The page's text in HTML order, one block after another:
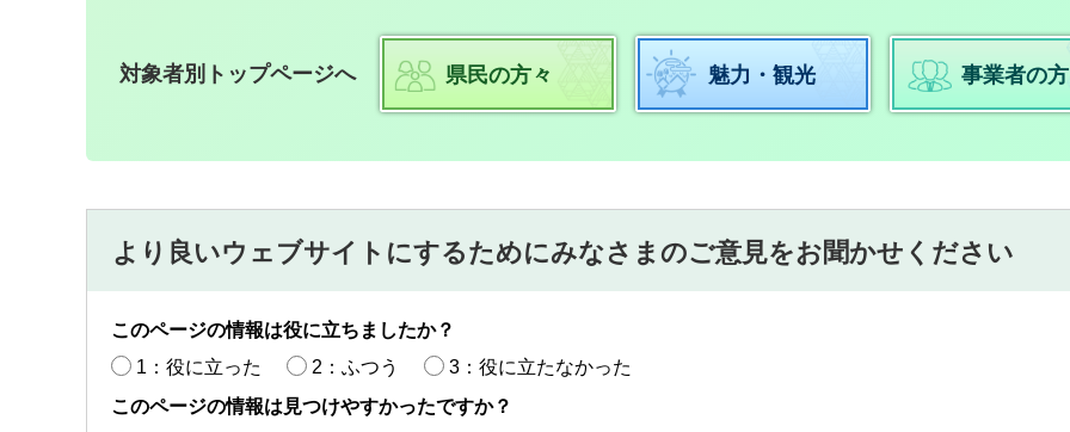
対象者別トップページへ 県民の方々 魅力・観光 事業者の
より良いウェブサイトにするためにみなさまのご意見をお聞かせください
このページの情報は役に立ちましたか？
1：役に立った
2：ふつう
3：役に立たなかった
このページの情報は見つけやすかったですか？